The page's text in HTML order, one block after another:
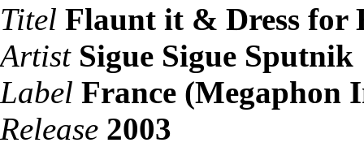
Titel Flaunt it & Dress for
Artist Sigue Sigue Sputnik
Label France (Megaphon
Release 2003